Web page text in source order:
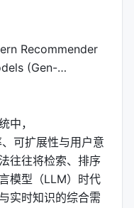
Recommender
(Gen-…
中，
可扩展性与用户意
往往将检索、排序
模型（LLM）时代
实时知识的综合需